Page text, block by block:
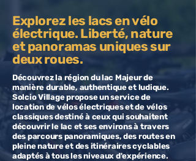
Explorez les lacs en vélo
électrique. Liberté, nature
et panoramas uniques sur
deux roues.
Découvrez la région du lac Majeur de
manière durable, authentique et ludique.
Solcio Village propose un service de
location de vélos électriques et de vélos
classiques destiné à ceux qui souhaitent
découvrir le lac et ses environs à travers
des parcours panoramiques, des routes en
pleine nature et des itinéraires cyclables
adaptés à tous les niveaux d'expérience.